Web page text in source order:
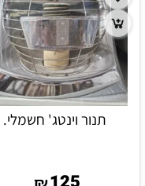
תנור וינטג' חשמלי.